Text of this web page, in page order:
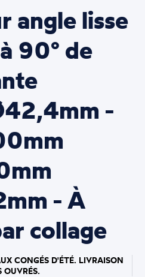
angle lisse
90° de
-
- À
collage
CONGÉS D'ÉTÉ. LIVRAISON
OUVRÉS.